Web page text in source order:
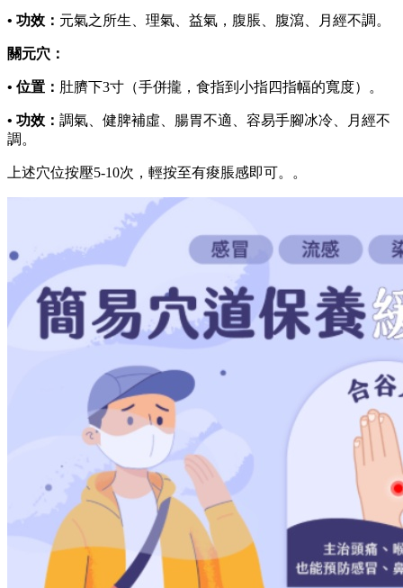
• 功效： 元氣之所生、理氣、益氣，腹脹、腹瀉、月經不調。
關元穴：
• 位置： 肚臍下3寸（手併攏，食指到小指四指幅的寬度）。
• 功效： 調氣、健脾補虛、腸胃不適、容易手腳冰冷、月經不
調。
上述穴位按壓5-10次，輕按至有痠脹感即可。。